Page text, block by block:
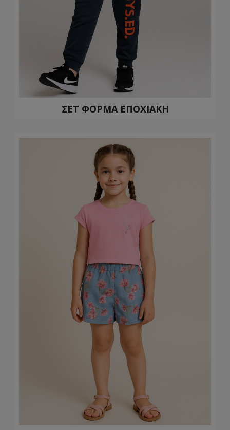
ΣΕΤ ΦΟΡΜΑ ΕΠΟΧΙΑΚΗ